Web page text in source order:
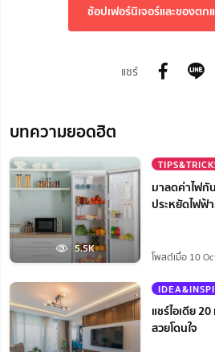
ช้อปเฟอร์นิเจอร์และของตก
แชร์
บทความยอดฮิต
5.5K
มาลดค่าไฟกั
ประหยัดไฟฟ้
โพสต์เมื่อ 10
แชร์ไอเดีย
สวยโดนใจ